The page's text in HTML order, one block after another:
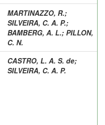
MARTINAZZO, R.;
SILVEIRA, C. A. P.;
BAMBERG, A. L.; PILLON,
C. N.
CASTRO, L. A. S. de;
SILVEIRA, C. A. P.